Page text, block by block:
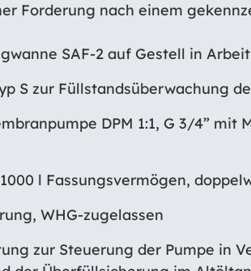
Forderung nach einem
SAF-2 auf Gestell in
S zur Füllstandsüberwachung
DPM 1:1, G 3/4” mit
l Fassungsvermögen,
WHG-zugelassen
zur Steuerung der Pumpe in